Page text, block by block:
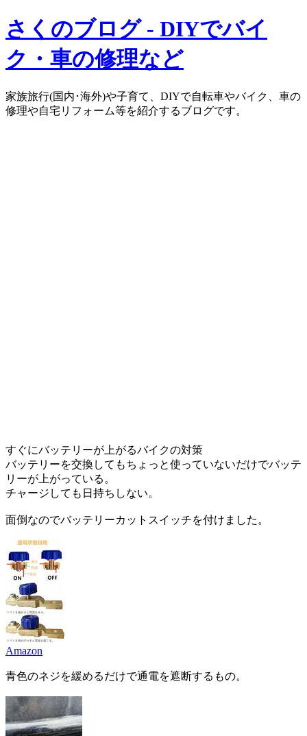
さくのブログ - DIYでバイ
ク・車の修理など
家族旅行(国内･海外)や子育て、DIYで自転車やバイク、車の
修理や自宅リフォーム等を紹介するブログです。
すぐにバッテリーが上がるバイクの対策
バッテリーを交換してもちょっと使っていないだけでバッテ
リーが上がっている。
チャージしても日持ちしない。
面倒なのでバッテリーカットスイッチを付けました。
Amazon
青色のネジを緩めるだけで通電を遮断するもの。